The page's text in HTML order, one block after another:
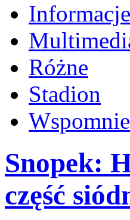
Różne
Stadion
Snopek:
część